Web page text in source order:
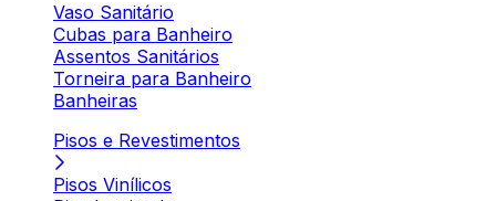
Vaso Sanitário
Cubas para Banheiro
Assentos Sanitários
Torneira para Banheiro
Banheiras
Pisos e Revestimentos
Pisos Vinílicos